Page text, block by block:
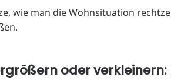
wie man die Wohnsituation
oder